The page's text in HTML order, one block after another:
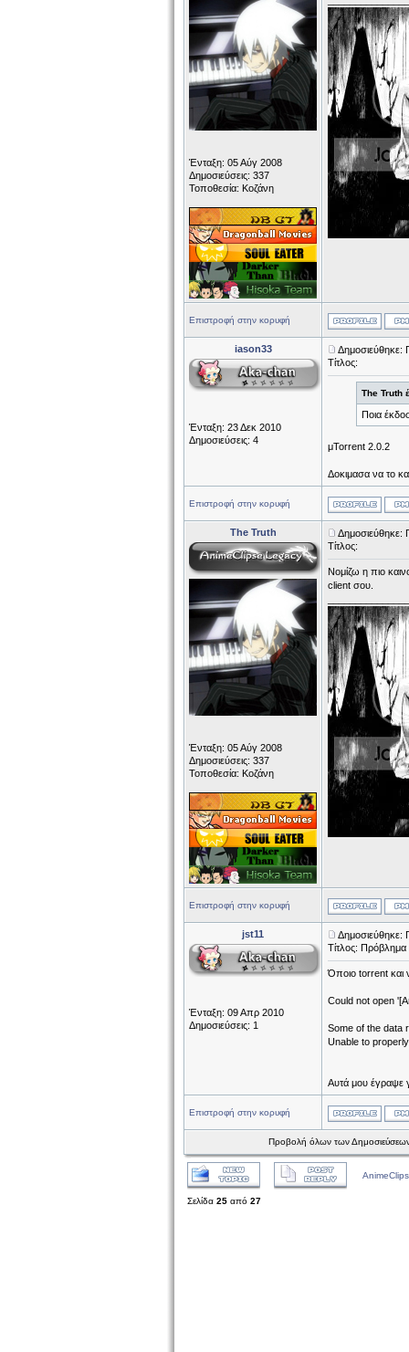
Ένταξη: 05 Αύγ 2008
Δημοσιεύσεις: 337
Τοποθεσία: Κοζάνη
Επιστροφή στην κορυφή
iason33
Ένταξη: 23 Δεκ 2010
Δημοσιεύσεις: 4
Δημοσιεύθηκε:
Τίτλος:
The Truth
Ποια
μTorrent 2.0.2
Δοκιμασα να το
Επιστροφή στην κορυφή
The Truth
Ένταξη: 05 Αύγ 2008
Δημοσιεύσεις: 337
Τοποθεσία: Κοζάνη
Δημοσιεύθηκε:
Τίτλος:
Νομίζω η πιο
client σου.
Επιστροφή στην κορυφή
jst11
Ένταξη: 09 Απρ 2010
Δημοσιεύσεις: 1
Δημοσιεύθηκε:
Τίτλος: Πρόβλημα
Όποιο torrent και
Could not open
Some of the data
Unable to
Αυτά μου έγραψε
Επιστροφή στην κορυφή
Προβολή όλων των
Σελίδα 25 από 27